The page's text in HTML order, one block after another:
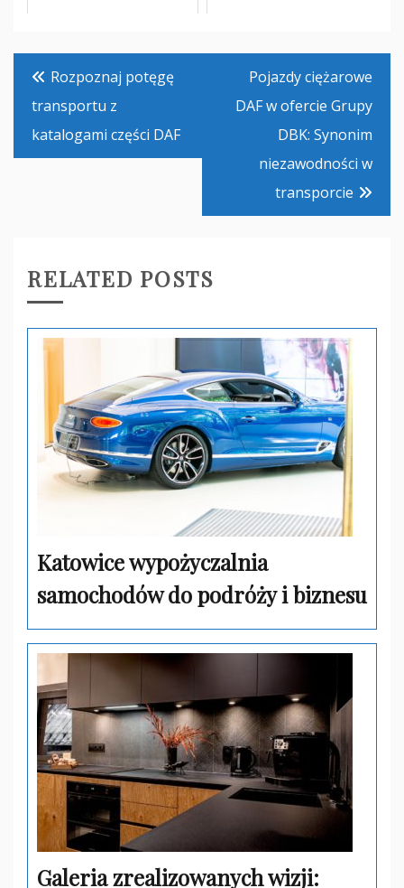
Nawigacja
wpisu
Rozpoznaj potęgę
transportu z
katalogami części DAF
Pojazdy ciężarowe
DAF w ofercie Grupy
DBK: Synonim
niezawodności w
transporcie
RELATED POSTS
Katowice wypożyczalnia
samochodów do podróży i biznesu
Galeria zrealizowanych wizji: